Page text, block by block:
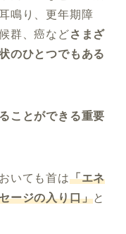
鳴り、更年期障
群、癌などさまざ
のひとつでもある
ことができる重要
いても首は「エネ
ージの入り口」と